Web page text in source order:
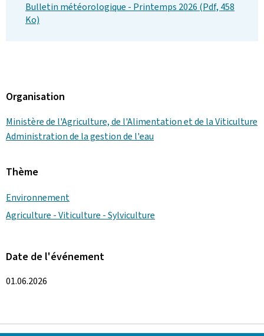
Bulletin météorologique - Printemps 2026 (Pdf, 458
Ko)
Organisation
Ministère de l'Agriculture, de l'Alimentation et de la Viticulture
Administration de la gestion de l'eau
Thème
Environnement
Agriculture - Viticulture - Sylviculture
Date de l'événement
01.06.2026